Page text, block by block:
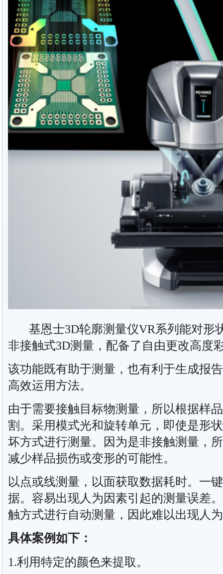
基恩士3D轮廓测量仪VR系列能对形
非接触式3D测量，配备了自由更改高度
该功能既有助于测量，也有利于生成报
高效运用方法。
由于需要接触目标物测量，所以根据样
割。采用模式光和旋转单元，即使是形
坏方式进行测量。因为是非接触测量，
减少样品损伤或变形的可能性。
以点或线测量，以面获取数据耗时。一
据。容易出现人为因素引起的测量误差
触方式进行自动测量，因此难以出现人
具体案例如下：
1.利用特定的颜色来提取。